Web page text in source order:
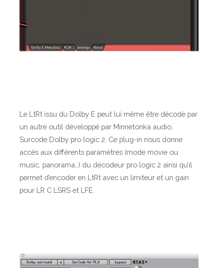
Le LtRt issu du Dolby E peut lui même être décodé par
un autre outil développé par Minnetonka audio,
Surcode Dolby pro logic 2. Ce plug-in nous donne
accès aux différents paramètres (mode movie ou
music, panorama…) du décodeur pro logic 2 ainsi qu’il
permet d’encoder en LtRt avec un limiteur et un gain
pour LR C LSRS et LFE.